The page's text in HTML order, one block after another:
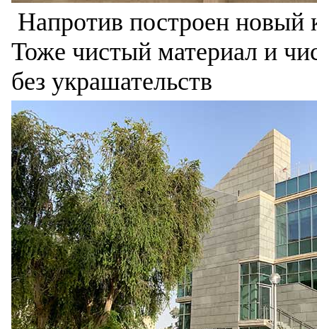
Напротив построен новый
Тоже чистый материал и
без украшательств